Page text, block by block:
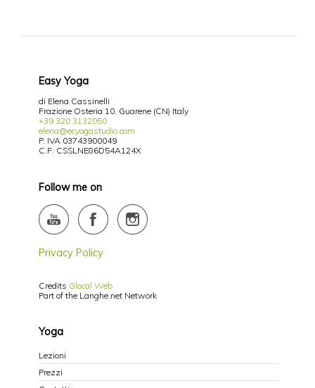
Easy Yoga
di Elena Cassinelli
Frazione Osteria 10, Guarene (CN) Italy
+39 320 3132050
elena@ecyogastudio.com
P. IVA 03743900049
C.F: CSSLNE86D54A124X
Follow me on
Privacy Policy
Credits Glocal Web
Part of the Langhe.net Network
Yoga
Lezioni
Prezzi